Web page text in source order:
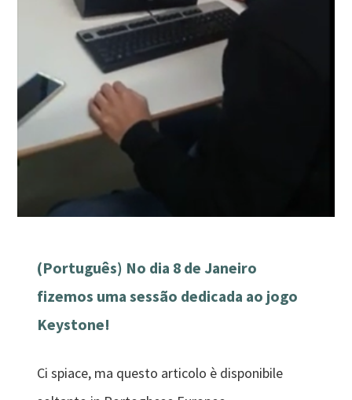
(Português) No dia 8 de Janeiro
fizemos uma sessão dedicada ao jogo
Keystone!
Ci spiace, ma questo articolo è disponibile